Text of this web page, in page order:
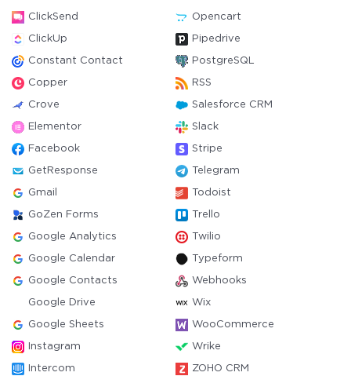
ClickSend Opencart
ClickUp Pipedrive
Constant Contact PostgreSQL
Copper RSS
Crove Salesforce CRM
Elementor Slack
Facebook Stripe
GetResponse Telegram
Gmail Todoist
GoZen Forms Trello
Google Analytics Twilio
Google Calendar Typeform
Google Contacts Webhooks
Google Drive Wix
Google Sheets WooCommerce
Instagram Wrike
Intercom ZOHO CRM